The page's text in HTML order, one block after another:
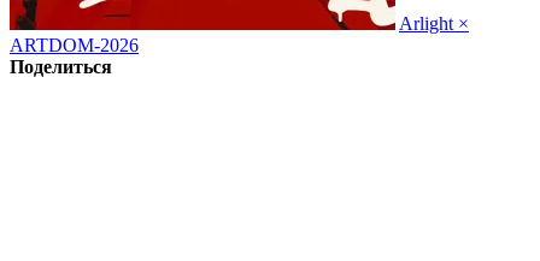
Arlight ×
ARTDOM-2026
Поделиться